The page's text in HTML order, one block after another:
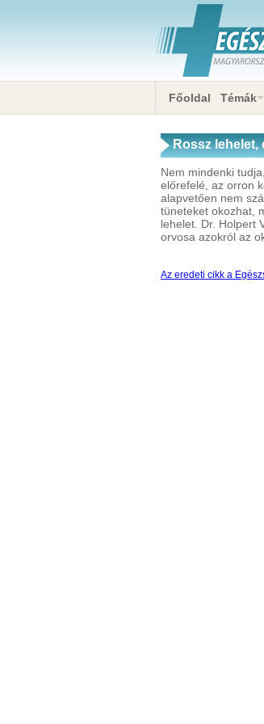
Főoldal Témák
Rossz lehelet,
Nem mindenki
előrefelé, az orron
alapvetően nem
tüneteket okozhat,
lehelet. Dr. Holpert
orvosa azokról az
Az eredeti cikk a